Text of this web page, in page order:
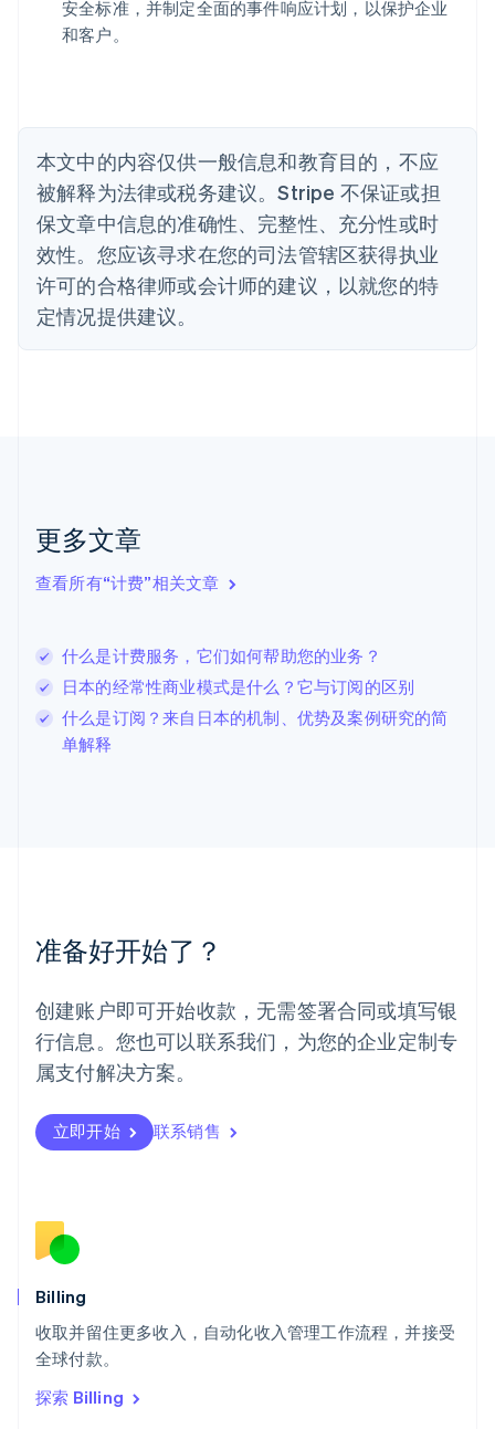
安全标准，并制定全面的事件响应计划，以保护企业
和客户。
本文中的内容仅供一般信息和教育目的，不应
被解释为法律或税务建议。Stripe 不保证或担
保文章中信息的准确性、完整性、充分性或时
效性。您应该寻求在您的司法管辖区获得执业
许可的合格律师或会计师的建议，以就您的特
定情况提供建议。
更多文章
查看所有“计费”相关文章
什么是计费服务，它们如何帮助您的业务？
日本的经常性商业模式是什么？它与订阅的区别
什么是订阅？来自日本的机制、优势及案例研究的简
单解释
准备好开始了？
创建账户即可开始收款，无需签署合同或填写银
行信息。您也可以联系我们，为您的企业定制专
属支付解决方案。
立即开始 联系销售
Billing
收取并留住更多收入，自动化收入管理工作流程，并接受
全球付款。
探索 Billing
巴西
Português
English
丹麦
English
德国
DeutschEnglish
法国
FrançaisEnglish
芬兰
EnglishSvenska
English Italiano
拉脱维亚
立陶宛
DeutschEnglish
卢森堡
Français DeutschEnglish
罗马尼亚
English
挪威
葡萄牙
Português English
日本
日本語English
瑞典
瑞士
DeutschFrançais
English
斯洛文尼亚
泰国
ไทยEnglish
希腊
English
西班牙